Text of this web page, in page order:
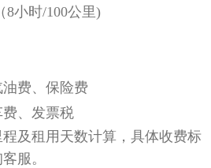
（8小时/100公里)
费、保险费
、发票税
及租用天数计算， 具体收费标
服。